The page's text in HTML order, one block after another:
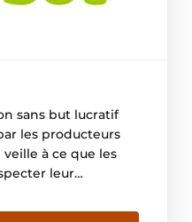
sans but lucratif
les producteurs
à ce que les
leur
et batteries